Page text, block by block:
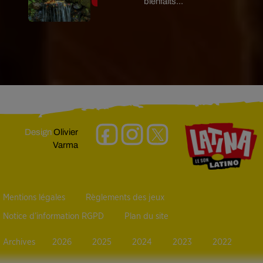
DesignOlivier
Varma
Mentions légales Règlements des jeux
Notice d’information RGPD Plan du site
Archives 2026 2025 2024 2023 2022